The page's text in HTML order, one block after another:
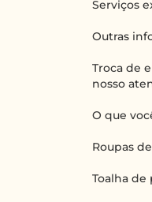
Serviços
Outras
Troca de
nosso
O que
Roupas
Toalha de